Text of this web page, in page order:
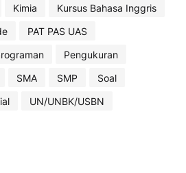
Kimia
Kursus Bahasa Inggris
PAT PAS UAS
Pengukuran
SMA SMP
Soal
UN/UNBK/USBN